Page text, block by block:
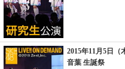
2015年11月5日
音葉 生誕祭